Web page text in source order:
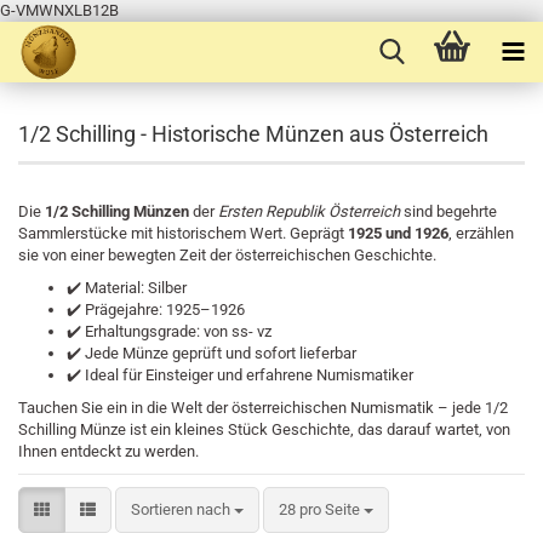
G-VMWNXLB12B
1/2 Schilling - Historische Münzen aus Österreich
Die 1/2 Schilling Münzen der Ersten Republik Österreichsind begehrte
Sammlerstücke mit historischem Wert. Geprägt 1925 und 1926, erzählen
sie von einer bewegten Zeit der österreichischen Geschichte.
✔️ Material: Silber
✔️ Prägejahre: 1925–1926
✔️ Erhaltungsgrade: von ss- vz
✔️ Jede Münze geprüft und sofort lieferbar
✔️ Ideal für Einsteiger und erfahrene Numismatiker
Tauchen Sie ein in die Welt der österreichischen Numismatik – jede 1/2
Schilling Münze ist ein kleines Stück Geschichte, das darauf wartet, von
Ihnen entdeckt zu werden.
Sortieren nach
Sortieren nach 28 pro Seite
pro Seite